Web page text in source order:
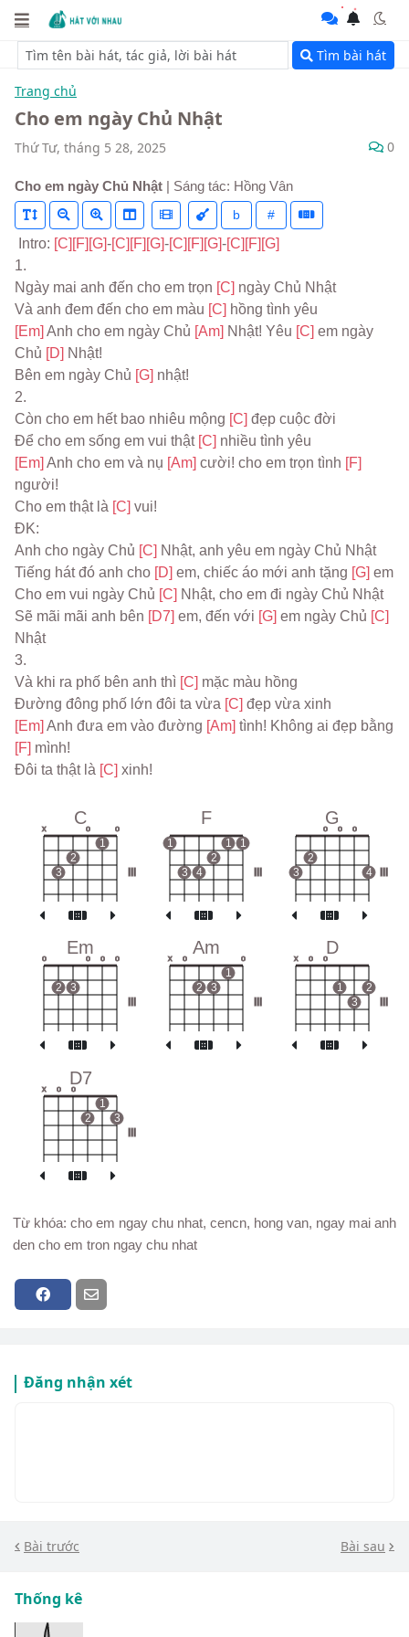
Tìm bài hát
Trang chủ
Cho em ngày Chủ Nhật
Thứ Tư, tháng 5 28, 2025 0
Cho em ngày Chủ Nhật | Sáng tác: Hồng Vân
b #
Intro: [C] [F] [G]-[C] [F] [G]-[C] [F] [G]-[C] [F] [G]
1.
Ngày mai anh đến cho em trọn [C] ngày Chủ Nhật
Và anh đem đến cho em màu [C] hồng tình yêu
[Em] Anh cho em ngày Chủ [Am] Nhật! Yêu [C] em ngày
Chủ [D] Nhật!
Bên em ngày Chủ [G] nhật!
2.
Còn cho em hết bao nhiêu mộng [C] đẹp cuộc đời
Để cho em sống em vui thật [C] nhiều tình yêu
[Em] Anh cho em và nụ [Am] cười! cho em trọn tình
người!
Cho em thật là [C] vui!
ĐK:
Anh cho ngày Chủ [C] Nhật, anh yêu em ngày Chủ Nhật
Tiếng hát đó anh cho [D] em, chiếc áo mới anh tặng [G] em
Cho em vui ngày Chủ [C] Nhật, cho em đi ngày Chủ Nhật
Sẽ mãi mãi anh bên [D7] em, đến với [G] em ngày Chủ
Nhật
3.
Và khi ra phố bên anh thì [C] mặc màu hồng
Đường đông phố lớn đôi ta vừa [C] đẹp vừa xinh
[Em] Anh đưa em vào đường [Am]
[F] mình!
Đôi ta thật là [C] xinh!
C
x
3
2
o
1
o
F
1
3 4
2
1 1
G
3
2
o o o
4
Em
o
2 3
o o o
Am
x o
2 3
1
o
D
x o o
1
3
2
D7
x o o
2
1
3
Từ khóa: cho em ngay chu nhat, cencn, hong van, ngay mai anh
den cho em tron ngay chu nhat
Đăng nhận xét
Bài trước Bài sau
Thống kê